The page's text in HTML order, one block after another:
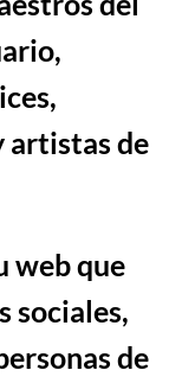
artistas de
web que
sociales,
de